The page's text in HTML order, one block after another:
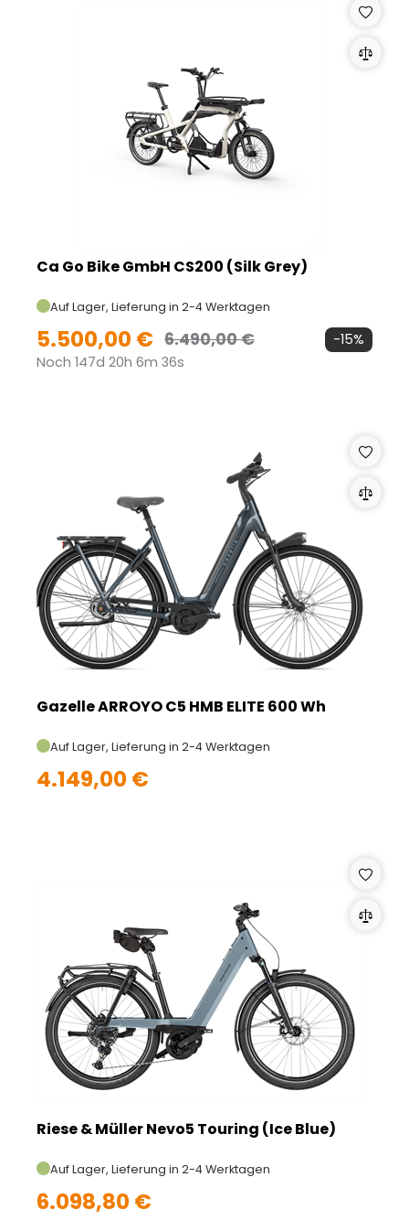
Ca Go Bike GmbH CS200 (Silk Grey)
Auf Lager, Lieferung in 2-4 Werktagen
5.500,00 € 6.490,00 €
-15%
Noch 147d 20h 6m 35s
Gazelle ARROYO C5 HMB ELITE 600 Wh
Auf Lager, Lieferung in 2-4 Werktagen
4.149,00 €
Riese & Müller Nevo5 Touring (Ice Blue)
Auf Lager, Lieferung in 2-4 Werktagen
6.098,80 €